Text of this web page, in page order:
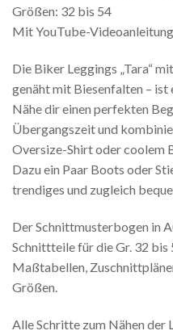
Größen: 32 bis 54
Mit YouTube-Videoanleitung
Die Biker Leggings „Tara“
genäht mit Biesenfalten –
Nähe dir einen perfekten
Übergangszeit und
Oversize-Shirt oder coolem
Dazu ein Paar Boots oder
trendiges und zugleich
Der Schnittmusterbogen in
Schnittteile für die Gr. 32
Maßtabellen,
Größen.
Alle Schritte zum Nähen der